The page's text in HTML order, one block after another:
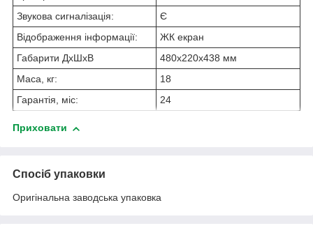
Звукова сигналізація:
Є
Відображення інформації:
ЖК екран
Габарити ДхШхВ
480х220х438 мм
Маса, кг:
18
Гарантія, міс:
24
Приховати
Спосіб упаковки
Оригінальна заводська упаковка